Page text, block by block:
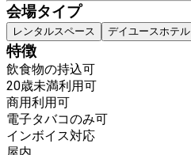
会場タイプ
レンタルスペース デイユースホテル
特徴
飲食物の持込可
20歳未満利用可
商用利用可
電子タバコのみ可
インボイス対応